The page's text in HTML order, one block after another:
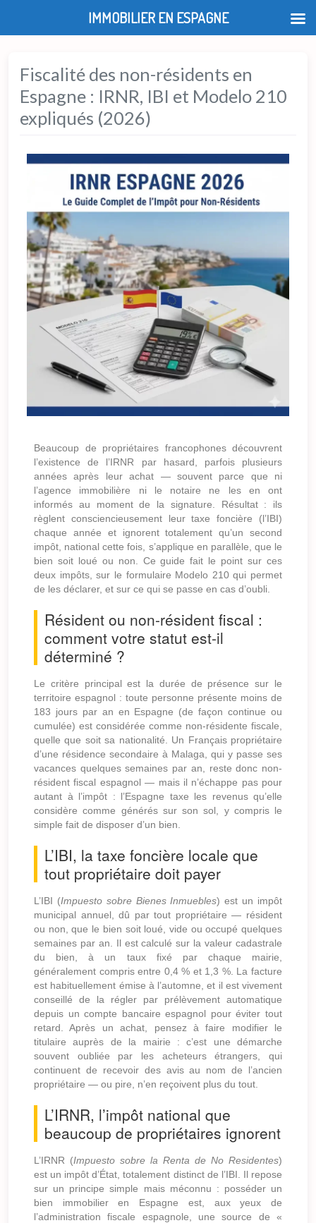
Fiscalité des non-résidents en
Espagne : IRNR, IBI et Modelo 210
expliqués (2026)
Beaucoup de propriétaires francophones découvrent
l’existence de l’IRNR par hasard, parfois plusieurs
années après leur achat — souvent parce que ni
l’agence immobilière ni le notaire ne les en ont
informés au moment de la signature. Résultat : ils
règlent consciencieusement leur taxe foncière (l’IBI)
chaque année et ignorent totalement qu’un second
impôt, national cette fois, s’applique en parallèle, que le
bien soit loué ou non. Ce guide fait le point sur ces
deux impôts, sur le formulaire Modelo 210 qui permet
de les déclarer, et sur ce qui se passe en cas d’oubli.
Résident ou non-résident fiscal :
comment votre statut est-il
déterminé ?
Le critère principal est la durée de présence sur le
territoire espagnol : toute personne présente moins de
183 jours par an en Espagne (de façon continue ou
cumulée) est considérée comme non-résidente fiscale,
quelle que soit sa nationalité. Un Français propriétaire
d’une résidence secondaire à Malaga, qui y passe ses
vacances quelques semaines par an, reste donc non-
résident fiscal espagnol — mais il n’échappe pas pour
autant à l’impôt : l’Espagne taxe les revenus qu’elle
considère comme générés sur son sol, y compris le
simple fait de disposer d’un bien.
L’IBI, la taxe foncière locale que
tout propriétaire doit payer
L’IBI (Impuesto sobre Bienes Inmuebles) est un impôt
municipal annuel, dû par tout propriétaire — résident
ou non, que le bien soit loué, vide ou occupé quelques
semaines par an. Il est calculé sur la valeur cadastrale
du bien, à un taux fixé par chaque mairie,
généralement compris entre 0,4 % et 1,3 %. La facture
est habituellement émise à l’automne, et il est vivement
conseillé de la régler par prélèvement automatique
depuis un compte bancaire espagnol pour éviter tout
retard. Après un achat, pensez à faire modifier le
titulaire auprès de la mairie : c’est une démarche
souvent oubliée par les acheteurs étrangers, qui
continuent de recevoir des avis au nom de l’ancien
propriétaire — ou pire, n’en reçoivent plus du tout.
L’IRNR, l’impôt national que
beaucoup de propriétaires ignorent
L’IRNR (Impuesto sobre la Renta de No Residentes)
est un impôt d’État, totalement distinct de l’IBI. Il repose
sur un principe simple mais méconnu : posséder un
bien immobilier en Espagne est, aux yeux de
l’administration fiscale espagnole, une source de «
IMMOBILIER EN ESPAGNE